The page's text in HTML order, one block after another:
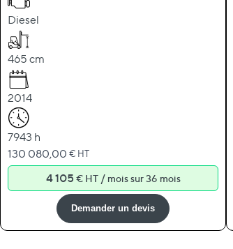
Diesel
465 cm
2014
7943 h
130 080,00 € HT
4 105 € HT / mois sur 36 mois
Demander un devis